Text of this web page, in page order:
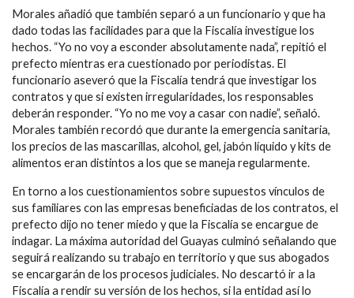
Morales añadió que también separó a un funcionario y que ha
dado todas las facilidades para que la Fiscalía investigue los
hechos. “Yo no voy a esconder absolutamente nada”, repitió el
prefecto mientras era cuestionado por periodistas. El
funcionario aseveró que la Fiscalía tendrá que investigar los
contratos y que si existen irregularidades, los responsables
deberán responder. “Yo no me voy a casar con nadie”, señaló.
Morales también recordó que durante la emergencia sanitaria,
los precios de las mascarillas, alcohol, gel, jabón líquido y kits de
alimentos eran distintos a los que se maneja regularmente.
En torno a los cuestionamientos sobre supuestos vínculos de
sus familiares con las empresas beneficiadas de los contratos, el
prefecto dijo no tener miedo y que la Fiscalía se encargue de
indagar. La máxima autoridad del Guayas culminó señalando que
seguirá realizando su trabajo en territorio y que sus abogados
se encargarán de los procesos judiciales. No descartó ir a la
Fiscalía a rendir su versión de los hechos, si la entidad así lo